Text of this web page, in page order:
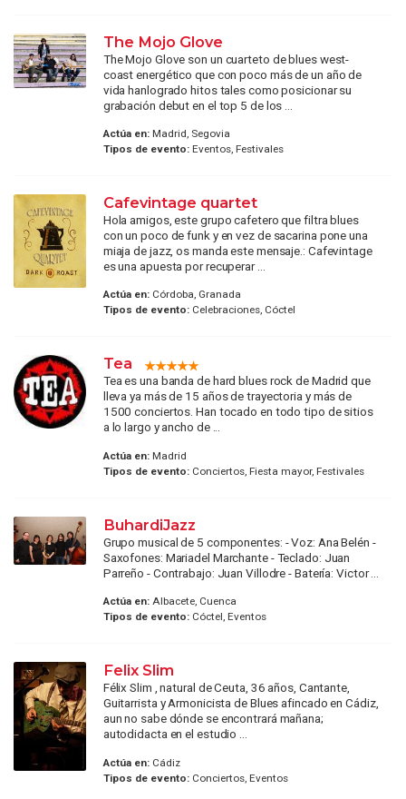
The Mojo Glove
The Mojo Glove son un cuarteto de blues west-
coast energético que con poco más de un año de
vida hanlogrado hitos tales como posicionar su
grabación debut en el top 5 de los ...
Actúa en:Madrid, Segovia
Tipos de evento:Eventos, Festivales
Cafevintage quartet
Hola amigos, este grupo cafetero que filtra blues
con un poco de funk y en vez de sacarina pone una
miaja de jazz, os manda este mensaje.: Cafevintage
es una apuesta por recuperar ...
Actúa en:Córdoba, Granada
Tipos de evento:Celebraciones, Cóctel
Tea
Tea es una banda de hard blues rock de Madrid que
lleva ya más de 15 años de trayectoria y más de
1500 conciertos. Han tocado en todo tipo de sitios
a lo largo y ancho de ...
Actúa en:Madrid
Tipos de evento:Conciertos, Fiesta mayor, Festivales
BuhardiJazz
Grupo musical de 5 componentes: - Voz: Ana Belén -
Saxofones: Mariadel Marchante - Teclado: Juan
Parreño - Contrabajo: Juan Villodre - Batería: Victor ...
Actúa en:Albacete, Cuenca
Tipos de evento:Cóctel, Eventos
Felix Slim
Félix Slim , natural de Ceuta, 36 años, Cantante,
Guitarrista y Armonicista de Blues afincado en Cádiz,
aun no sabe dónde se encontrará mañana;
autodidacta en el estudio ...
Actúa en:Cádiz
Tipos de evento:Conciertos, Eventos